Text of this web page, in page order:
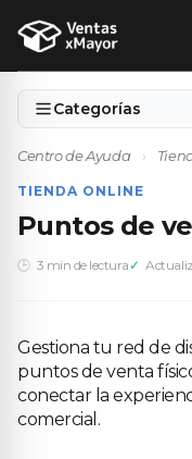
Categorías
Centro de Ayuda ›
TIENDA ONLINE
Puntos de
3 min de lectura
Gestiona tu red de
puntos de venta
conectar la
comercial.